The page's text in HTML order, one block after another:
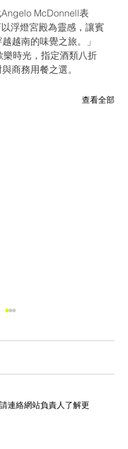
McDonnell表
浮燈宮殿為靈感，讓賓
越南的味覺之旅。」
時光，指定酒類八折
商務用餐之選。
查看全部
連絡網站負責人了解更